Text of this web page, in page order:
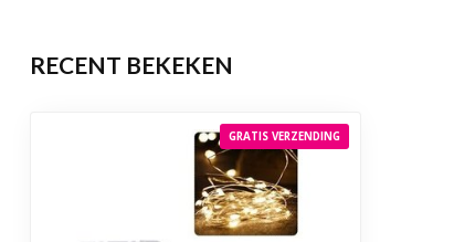
RECENT BEKEKEN
GRATIS VERZENDING